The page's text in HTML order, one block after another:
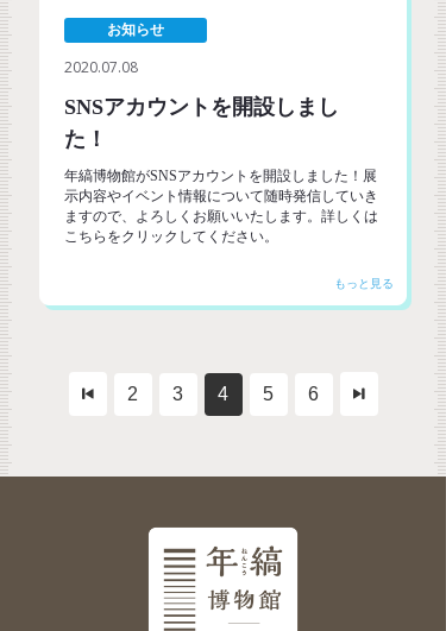
お知らせ
2020.07.08
SNSアカウントを開設しまし
た！
年縞博物館がSNSアカウントを開設しました！展
示内容やイベント情報について随時発信していき
ますので、よろしくお願いいたします。詳しくは
こちらをクリックしてください。
2 3 4 5 6